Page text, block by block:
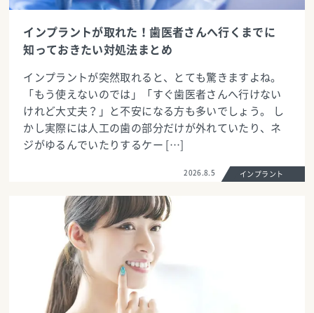
インプラントが取れた！歯医者さんへ行くまでに
知っておきたい対処法まとめ
インプラントが突然取れると、とても驚きますよね。
「もう使えないのでは」「すぐ歯医者さんへ行けない
けれど大丈夫？」と不安になる方も多いでしょう。 し
かし実際には人工の歯の部分だけが外れていたり、ネ
ジがゆるんでいたりするケー […]
2026.8.5 インプラント